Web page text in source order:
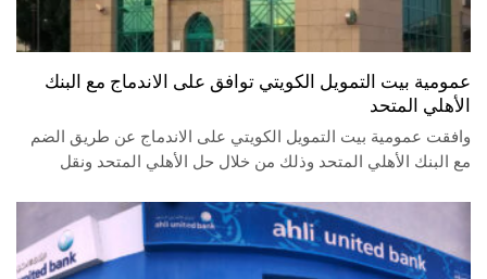
عمومية بيت التمويل الكويتي توافق على الاندماج مع البنك
الأهلي المتحد
وافقت عمومية بيت التمويل الكويتي على الاندماج عن طريق الضم
مع البنك الأهلي المتحد وذلك من خلال حل الأهلي المتحد ونقل